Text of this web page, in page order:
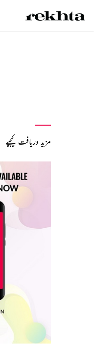
مزید دریافت کیجیے